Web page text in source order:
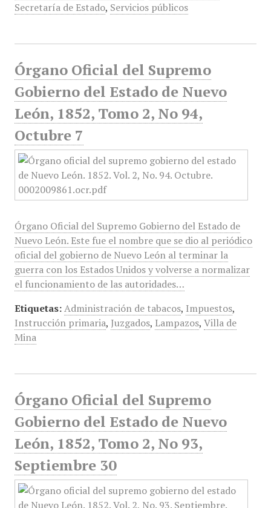
Secretaría de Estado, Servicios públicos
Órgano Oficial del Supremo
Gobierno del Estado de Nuevo
León, 1852, Tomo 2, No 94,
Octubre 7
Órgano Oficial del Supremo Gobierno del Estado de
Nuevo León. Este fue el nombre que se dio al periódico
oficial del gobierno de Nuevo León al terminar la
guerra con los Estados Unidos y volverse a normalizar
el funcionamiento de las autoridades…
Etiquetas: Administración de tabacos, Impuestos,
Instrucción primaria, Juzgados, Lampazos, Villa de
Mina
Órgano Oficial del Supremo
Gobierno del Estado de Nuevo
León, 1852, Tomo 2, No 93,
Septiembre 30